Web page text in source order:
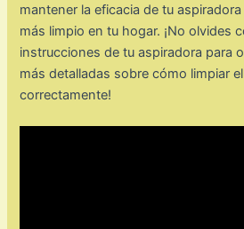
mantener la eficacia de tu
más limpio en tu hogar. ¡No olvides
instrucciones de tu aspiradora para
más detalladas sobre cómo limpiar
correctamente!